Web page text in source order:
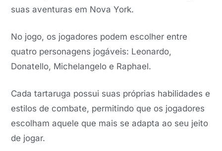
suas aventuras em Nova York.
No jogo, os jogadores podem escolher entre
quatro personagens jogáveis: Leonardo,
Donatello, Michelangelo e Raphael.
Cada tartaruga possui suas próprias habilidades e
estilos de combate, permitindo que os jogadores
escolham aquele que mais se adapta ao seu jeito
de jogar.